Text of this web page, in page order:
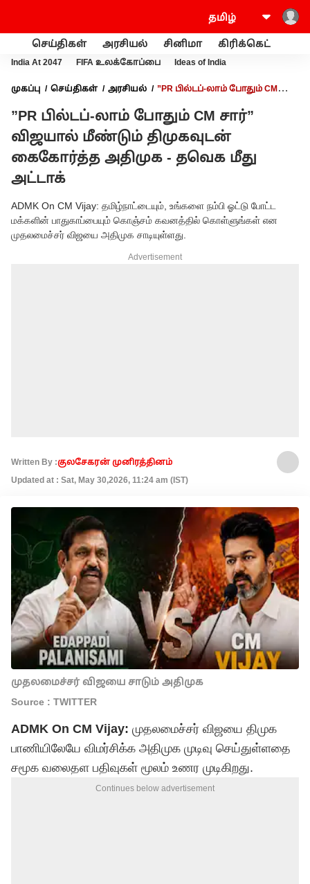
செய்திகள் அரசியல் சினிமா கிரிக்கெட்
India At 2047 FIFA உலக்கோப்பை Ideas of India
முகப்பு செய்திகள் அரசியல்
”PR பில்டப்-லாம் போதும் CM
மீது அட்டாக்
”PR பில்டப்-லாம் போதும் CM சார்”
விஜயால் மீண்டும் திமுகவுடன்
கைகோர்த்த அதிமுக - தவெக மீது
அட்டாக்
ADMK On CM Vijay: தமிழ்நாட்டையும், உங்களை நம்பி ஓட்டு போட்ட
மக்களின் பாதுகாப்பையும் கொஞ்சம் கவனத்தில் கொள்ளுங்கள் என
முதலமைச்சர் விஜயை அதிமுக சாடியுள்ளது.
Advertisement
Written By :குலசேகரன் முனிரத்தினம்
Updated at : Sat, May 30,2026, 11:24 am (IST)
முதலமைச்சர் விஜயை சாடும் அதிமுக
Source : TWITTER
ADMK On CM Vijay: முதலமைச்சர் விஜயை திமுக
பாணியிலேயே விமர்சிக்க அதிமுக முடிவு செய்துள்ளதை
சமூக வலைதள பதிவுகள் மூலம் உணர முடிகிறது.
Continues below advertisement